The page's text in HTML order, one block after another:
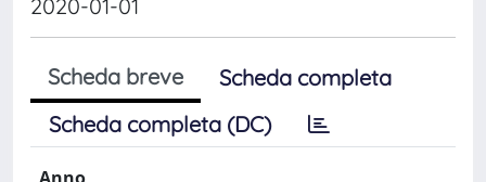
2020-01-01
Scheda breve
Scheda completa
Scheda completa (DC)